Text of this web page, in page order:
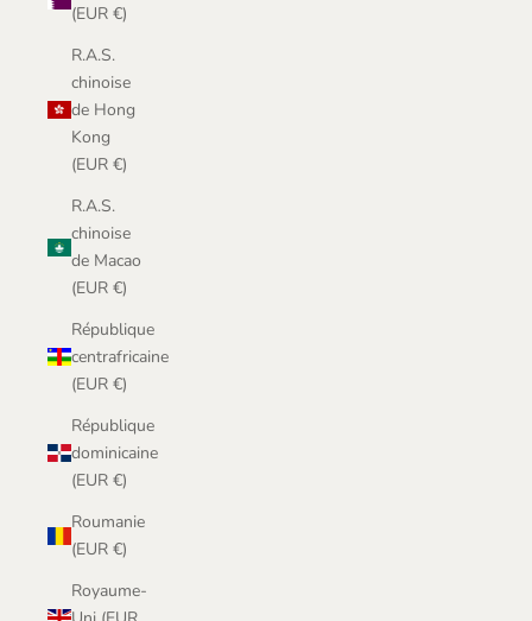
(EUR €)
R.A.S.
chinoise
de Hong
Kong
(EUR €)
R.A.S.
chinoise
de Macao
(EUR €)
République
centrafricaine
(EUR €)
République
dominicaine
(EUR €)
Roumanie
(EUR €)
Royaume-